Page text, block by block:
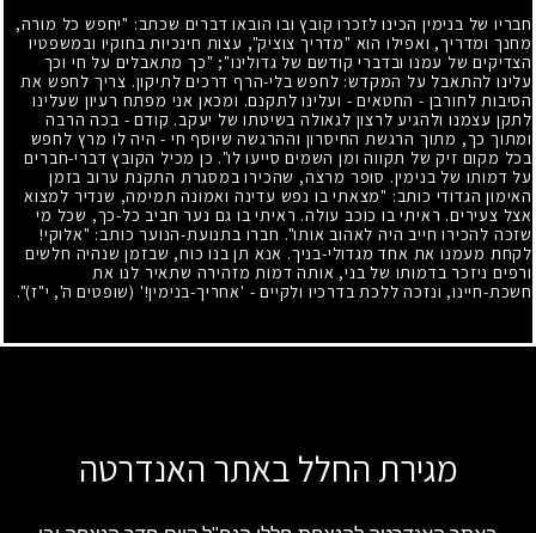
חבריו של בנימין הכינו לזכרו קובץ ובו הובאו דברים שכתב: "יחפש כל מורה,
מחנך ומדריך, ואפילו הוא "מדריך צוציק", עצות חינכיות בחוקיו ובמשפטיו
הצדיקים של עמנו ובדברי קודשם של גדולינו;" "כך מתאבלים על חי וכך
עלינו להתאבל על המקדש: לחפש בלי-הרף דרכים לתיקון. צריך לחפש את
הסיבות לחורבן - החטאים - ועלינו לתקנם. ומכאן אני מפתח רעיון שעלינו
לתקן עצמנו ולהגיע לרצון לגאולה בשיטתו של יעקב. קודם - בכה הרבה
ומתוך כך, מתוך הרגשת החיסרון וההרגשה שיוסף חי -היה לו מרץ לחפש
בכל מקום זיק של תקווה ומן השמים סייעו לו". כן מכיל הקובץ דברי-חברים
על דמותו של בנימין. סופר מרצה, שהכירו במסגרת התקנת ערוב בזמן
האימון הגדודי כותב: "מצאתי בו נפש עדינה ואמונה תמימה, שנדיר למצוא
אצל צעירים. ראיתי בו כוכב עולה. ראיתי בו גם נער חביב כל-כך, שכל מי
שזכה להכירו חייב היה לאהוב אותו". חברו בתנועת-הנוער כותב: "אלוקי!
לקחת מעמנו את אחד מגדולי-בניך. אנא תן בנו כוח, שבזמן שנהיה חלשים
ורפים ניזכר בדמותו של בני, אותה דמות מזהירה שתאיר לנו את
חשכת-חיינו, ונזכה ללכת בדרכיו ולקיים - 'אחריך-בנימין!' (שופטים ה', י"ז)".
מגירת החלל באתר האנדרטה